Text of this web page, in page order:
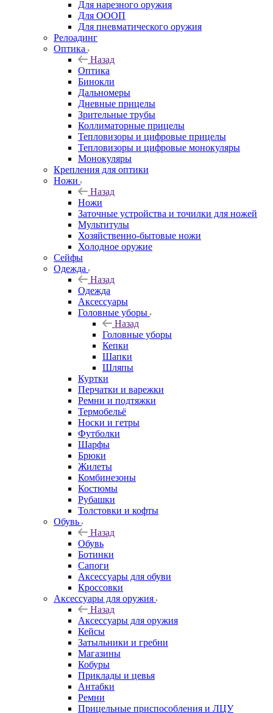
Для нарезного оружия
Для ОООП
Для пневматического оружия
Релоадинг
Оптика
Назад
Оптика
Бинокли
Дальномеры
Дневные прицелы
Зрительные трубы
Коллиматорные прицелы
Тепловизоры и цифровые прицелы
Тепловизоры и цифровые монокуляры
Монокуляры
Крепления для оптики
Ножи
Назад
Ножи
Заточные устройства и точилки для ножей
Мультитулы
Хозяйственно-бытовые ножи
Холодное оружие
Сейфы
Одежда
Назад
Одежда
Аксессуары
Головные уборы
Назад
Головные уборы
Кепки
Шапки
Шляпы
Куртки
Перчатки и варежки
Ремни и подтяжки
Термобельё
Носки и гетры
Футболки
Шарфы
Брюки
Жилеты
Комбинезоны
Костюмы
Рубашки
Толстовки и кофты
Обувь
Назад
Обувь
Ботинки
Сапоги
Аксессуары для обуви
Кроссовки
Аксессуары для оружия
Назад
Аксессуары для оружия
Кейсы
Затыльники и гребни
Магазины
Кобуры
Приклады и цевья
Антабки
Ремни
Прицельные приспособления и ЛЦУ